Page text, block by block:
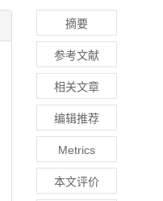
摘要
参考文献
相关文章
编辑推荐
Metrics
本文评价